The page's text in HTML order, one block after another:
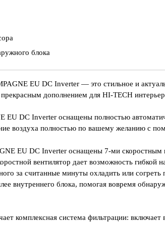
блока
EU DC Inverter — это cтильное и
дополнением для HI-TECH
EU DC Inverter оснащены полностью
воздуха полностью по вашему желанию с
EU DC Inverter оснащены 7-ми скоростным
вентилятор дает возможность гибкой
за считанные минуты охладить или
внутреннего блока, помогая вовремя
комплексная система фильтрации: